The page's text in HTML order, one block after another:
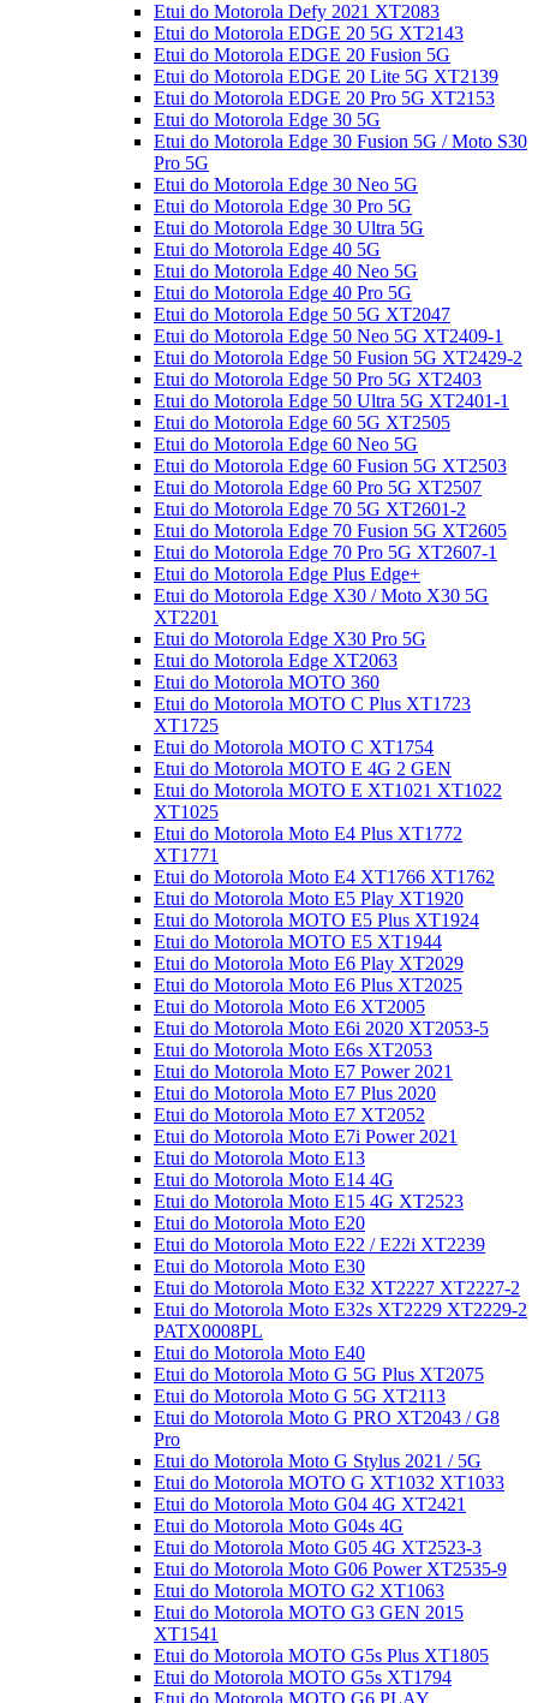
Etui do Motorola Defy 2021 XT2083
Etui do Motorola EDGE 20 5G XT2143
Etui do Motorola EDGE 20 Fusion 5G
Etui do Motorola EDGE 20 Lite 5G XT2139
Etui do Motorola EDGE 20 Pro 5G XT2153
Etui do Motorola Edge 30 5G
Etui do Motorola Edge 30 Fusion 5G / Moto S30
Pro 5G
Etui do Motorola Edge 30 Neo 5G
Etui do Motorola Edge 30 Pro 5G
Etui do Motorola Edge 30 Ultra 5G
Etui do Motorola Edge 40 5G
Etui do Motorola Edge 40 Neo 5G
Etui do Motorola Edge 40 Pro 5G
Etui do Motorola Edge 50 5G XT2047
Etui do Motorola Edge 50 Neo 5G XT2409-1
Etui do Motorola Edge 50 Fusion 5G XT2429-2
Etui do Motorola Edge 50 Pro 5G XT2403
Etui do Motorola Edge 50 Ultra 5G XT2401-1
Etui do Motorola Edge 60 5G XT2505
Etui do Motorola Edge 60 Neo 5G
Etui do Motorola Edge 60 Fusion 5G XT2503
Etui do Motorola Edge 60 Pro 5G XT2507
Etui do Motorola Edge 70 5G XT2601-2
Etui do Motorola Edge 70 Fusion 5G XT2605
Etui do Motorola Edge 70 Pro 5G XT2607-1
Etui do Motorola Edge Plus Edge+
Etui do Motorola Edge X30 / Moto X30 5G
XT2201
Etui do Motorola Edge X30 Pro 5G
Etui do Motorola Edge XT2063
Etui do Motorola MOTO 360
Etui do Motorola MOTO C Plus XT1723
XT1725
Etui do Motorola MOTO C XT1754
Etui do Motorola MOTO E 4G 2 GEN
Etui do Motorola MOTO E XT1021 XT1022
XT1025
Etui do Motorola Moto E4 Plus XT1772
XT1771
Etui do Motorola Moto E4 XT1766 XT1762
Etui do Motorola Moto E5 Play XT1920
Etui do Motorola MOTO E5 Plus XT1924
Etui do Motorola MOTO E5 XT1944
Etui do Motorola Moto E6 Play XT2029
Etui do Motorola Moto E6 Plus XT2025
Etui do Motorola Moto E6 XT2005
Etui do Motorola Moto E6i 2020 XT2053-5
Etui do Motorola Moto E6s XT2053
Etui do Motorola Moto E7 Power 2021
Etui do Motorola Moto E7 Plus 2020
Etui do Motorola Moto E7 XT2052
Etui do Motorola Moto E7i Power 2021
Etui do Motorola Moto E13
Etui do Motorola Moto E14 4G
Etui do Motorola Moto E15 4G XT2523
Etui do Motorola Moto E20
Etui do Motorola Moto E22 / E22i XT2239
Etui do Motorola Moto E30
Etui do Motorola Moto E32 XT2227 XT2227-2
Etui do Motorola Moto E32s XT2229 XT2229-2
PATX0008PL
Etui do Motorola Moto E40
Etui do Motorola Moto G 5G Plus XT2075
Etui do Motorola Moto G 5G XT2113
Etui do Motorola Moto G PRO XT2043 / G8
Pro
Etui do Motorola Moto G Stylus 2021 / 5G
Etui do Motorola MOTO G XT1032 XT1033
Etui do Motorola Moto G04 4G XT2421
Etui do Motorola Moto G04s 4G
Etui do Motorola Moto G05 4G XT2523-3
Etui do Motorola Moto G06 Power XT2535-9
Etui do Motorola MOTO G2 XT1063
Etui do Motorola MOTO G3 GEN 2015
XT1541
Etui do Motorola MOTO G5s Plus XT1805
Etui do Motorola MOTO G5s XT1794
Etui do Motorola MOTO G6 PLAY